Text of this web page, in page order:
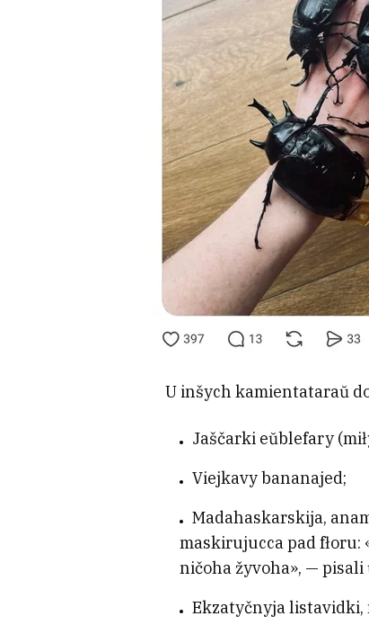
U inšych kamientataraŭ
Jaščarki eŭblefary
Viejkavy bananajed;
Madahaskarskija,
maskirujucca pad fłoru:
ničoha žyvoha», — pisali
Ekzatyčnyja listavidki,